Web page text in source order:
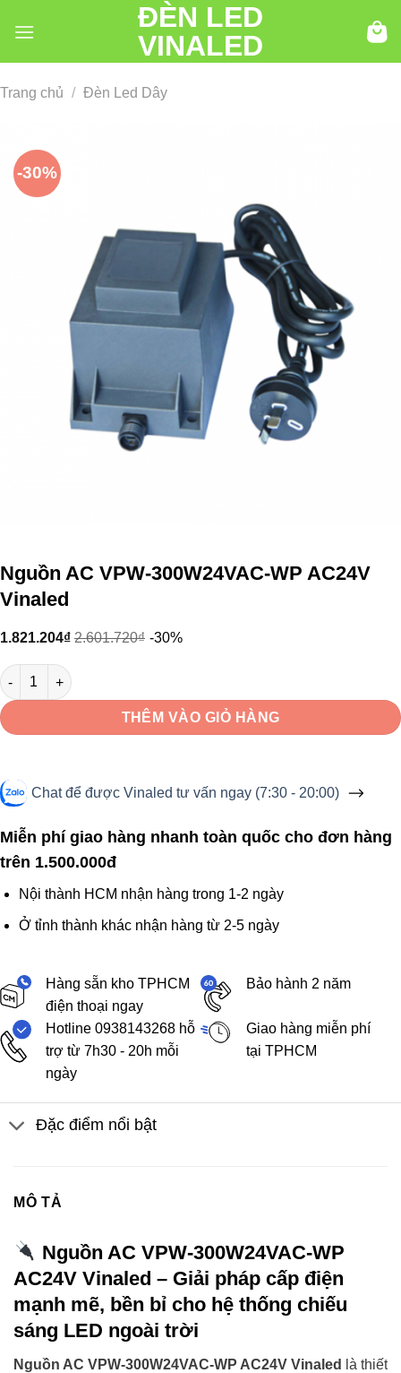
đến
ĐÈN LED
VINALED
Trang chủ / Đèn Led Dây
-30%
Nguồn AC VPW-300W24VAC-WP AC24V
Vinaled
1.821.204₫ 2.601.720₫ -30%
Nguồn AC VPW-300W24VAC-WP AC24V Vinaled số lượng
THÊM VÀO GIỎ HÀNG
Chat để được Vinaled tư vấn ngay (7:30 - 20:00)
Miễn phí giao hàng nhanh toàn quốc cho đơn hàng
trên 1.500.000đ
Nội thành HCM nhận hàng trong 1-2 ngày
Ở tỉnh thành khác nhận hàng từ 2-5 ngày
Hàng sẵn kho TPHCM
điện thoại ngay
Bảo hành 2 năm
Hotline 0938143268 hỗ
trợ từ 7h30 - 20h mỗi
ngày
Giao hàng miễn phí
tại TPHCM
Đặc điểm nổi bật
MÔ TẢ
Nguồn AC VPW-300W24VAC-WP
AC24V Vinaled – Giải pháp cấp điện
mạnh mẽ, bền bỉ cho hệ thống chiếu
sáng LED ngoài trời
Nguồn AC VPW-300W24VAC-WP AC24V Vinaled
là thiết